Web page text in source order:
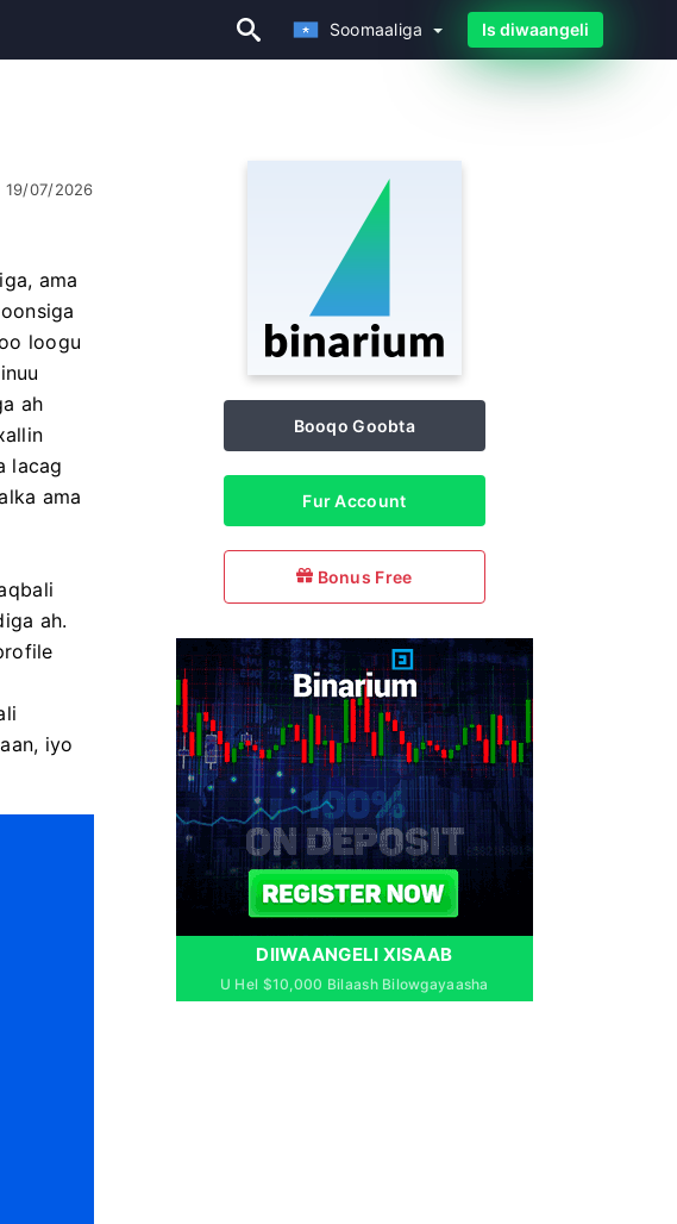
Soomaaliga
Soomaaliga Is diwaangeli
19/07/2026
ama
loogu
ah
lacag
ama
ah.
iyo
Booqo Goobta
Fur Account
Bonus Free
DIIWAANGELI XISAAB
U Hel $10,000 Bilaash Bilowgayaasha